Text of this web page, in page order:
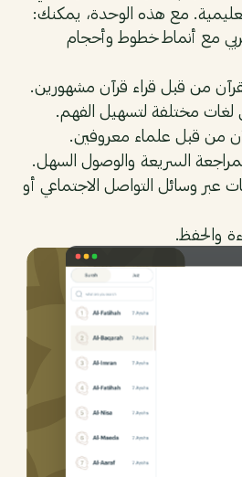
مع هذه الوحدة، يمكنك:
مع أنماط خطوط وأحجام
من قبل قراء قرآن مشهورين.
لغات مختلفة لتسهيل الفهم.
من قبل علماء معروفين.
السريعة والوصول السهل.
عبر وسائل التواصل الاجتماعي أو
والحفظ.